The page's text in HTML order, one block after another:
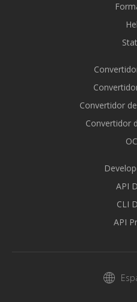
Convertidor
Convertidor
API
CLI
API